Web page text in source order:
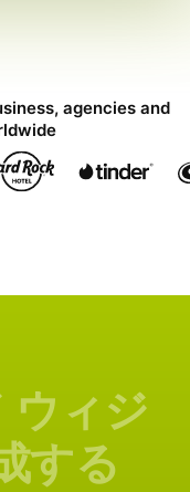
agencies and
ウィジ
する